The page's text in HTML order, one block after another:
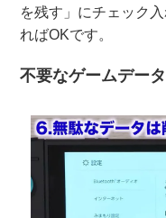
を残す」にチェック
ればOKです。
不要なゲームデー